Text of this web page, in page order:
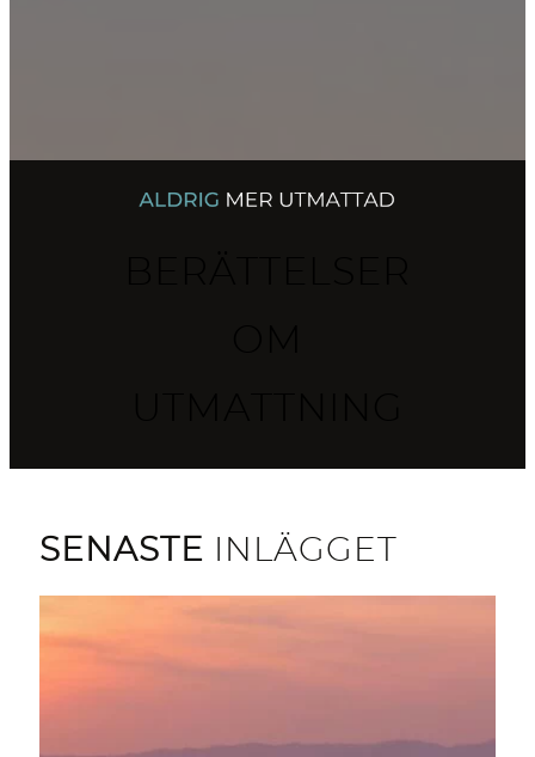
SENASTE INLÄGGET